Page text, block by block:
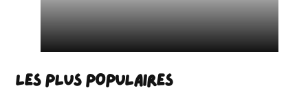
LES PLUS POPULAIRES